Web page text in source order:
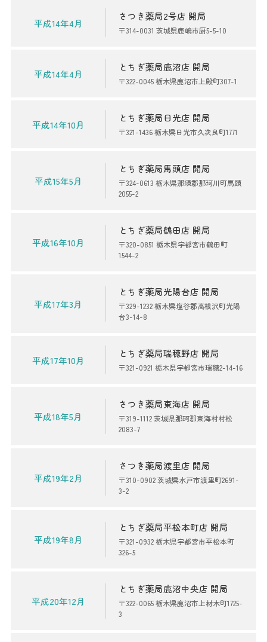
平成14年4月
さつき薬局2号店 開局
〒314-0031 茨城県鹿嶋市厨5-5-10
平成14年4月
とちぎ薬局鹿沼店 開局
〒322-0045 栃木県鹿沼市上殿町307-1
平成14年10月
とちぎ薬局日光店 開局
〒321-1436 栃木県日光市久次良町1771
平成15年5月
とちぎ薬局馬頭店 開局
〒324-0613 栃木県那須郡那珂川町馬頭
2055-2
平成16年10月
とちぎ薬局鶴田店 開局
〒320-0851 栃木県宇都宮市鶴田町
1544-2
平成17年3月
とちぎ薬局光陽台店 開局
〒329-1232 栃木県塩谷郡高根沢町光陽
台3-14-8
平成17年10月
とちぎ薬局瑞穂野店 開局
〒321-0921 栃木県宇都宮市瑞穂2-14-16
平成18年5月
さつき薬局東海店 開局
〒319-1112 茨城県那珂郡東海村村松
2083-7
平成19年2月
さつき薬局渡里店 開局
〒310-0902 茨城県水戸市渡里町2691-
3-2
平成19年8月
とちぎ薬局平松本町店 開局
〒321-0932 栃木県宇都宮市平松本町
326-5
平成20年12月
とちぎ薬局鹿沼中央店 開局
〒322-0065 栃木県鹿沼市上材木町1725-
3